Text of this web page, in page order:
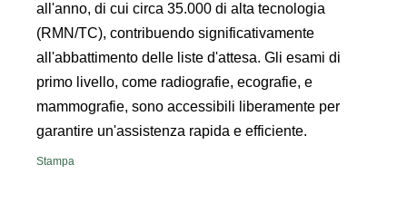
all'anno, di cui circa 35.000 di alta tecnologia
(RMN/TC), contribuendo significativamente
all'abbattimento delle liste d'attesa. Gli esami di
primo livello, come radiografie, ecografie, e
mammografie, sono accessibili liberamente per
garantire un'assistenza rapida e efficiente.
Stampa